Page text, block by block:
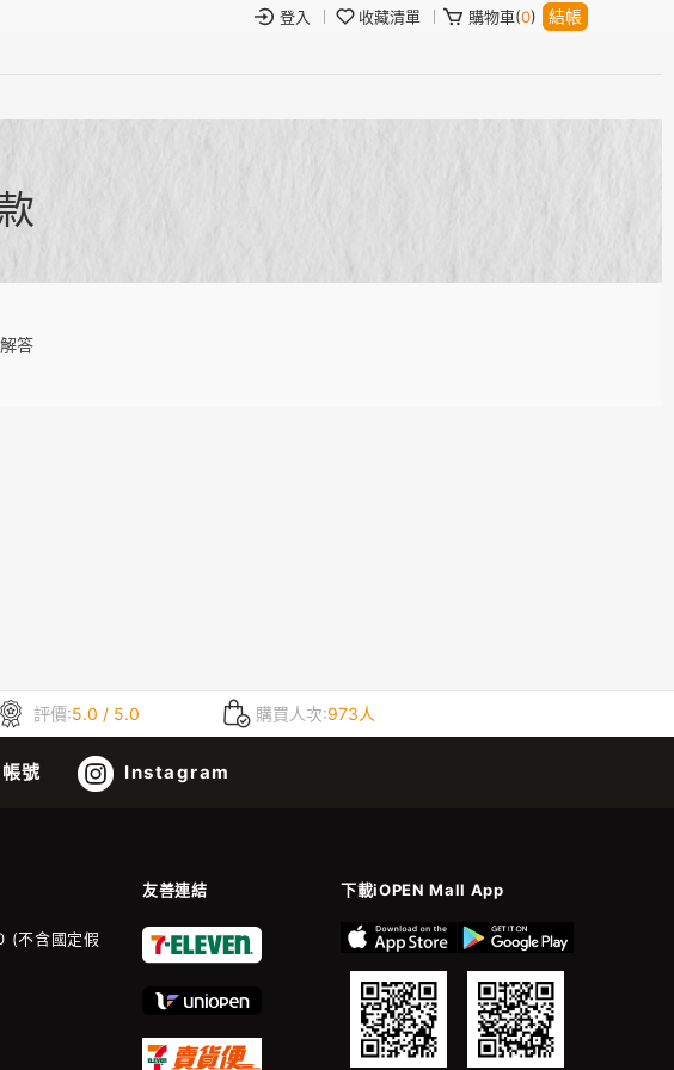
登入 收藏清單 購物車(0) 結帳
答
評價:5.0 / 5.0 購買人次:973人
號 Instagram
友善連結 下載iOPEN Mall App
(不含國定假